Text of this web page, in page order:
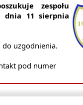
zespołu
dnia 11 sierpnia
uzgodnienia.
pod numer